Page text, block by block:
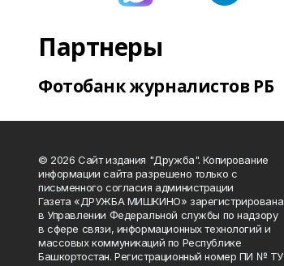
Партнеры
Фотобанк журналистов РБ
© 2026 Сайт издания "Дружба". Копирование
информации сайта разрешено только с
письменного согласия администрации
Газета «ДРУЖБА МИШКИНО» зарегистрирована
в Управлении Федеральной службы по надзору
в сфере связи, информационных технологий и
массовых коммуникаций по Республике
Башкортостан. Регистрационный номер ПИ № ТУ